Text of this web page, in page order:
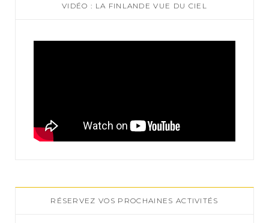
VIDÉO : LA FINLANDE VUE DU CIEL
RÉSERVEZ VOS PROCHAINES ACTIVITÉS